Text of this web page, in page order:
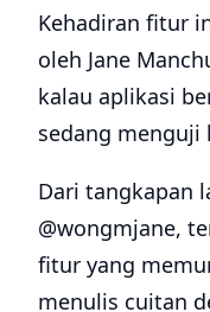
Kehadiran fitur
oleh Jane
kalau aplikasi
sedang menguji
Dari tangkapan
@wongmjane,
fitur yang
menulis cuitan